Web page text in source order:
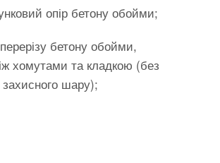
опір бетону обойми;
бетону обойми,
хомутами та кладкою (без
шару);